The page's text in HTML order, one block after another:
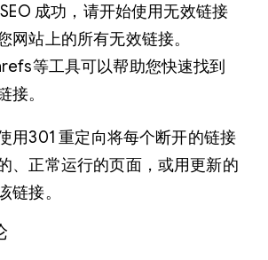
成功，请开始使用无效链接
网站上的所有无效链接。
等工具可以帮助您快速找到
接。
用301 重定向将每个断开的链接
、正常运行的页面，或用更新的
链接。